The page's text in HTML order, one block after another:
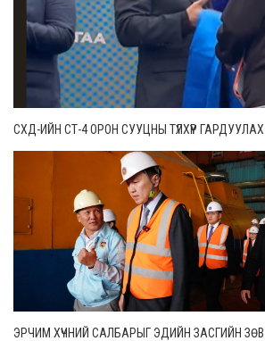
СХД-ИЙН СТ-4 ОРОН СУУЦНЫ ТҮЛХҮҮР
ЭРЧИМ ХҮЧНИЙ САЛБАРЫГ ЭДИЙН ЗАСГИЙН